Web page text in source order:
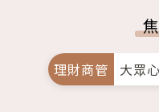
理財商管 大眾